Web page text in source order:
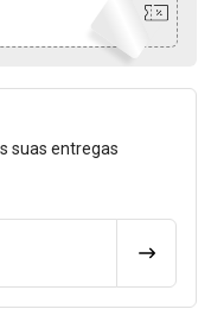
Frete
suas entregas